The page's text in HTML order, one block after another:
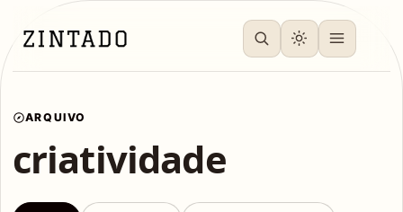
ARQUIVO
criatividade